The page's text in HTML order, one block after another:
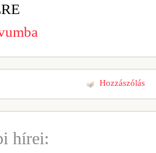
Hozzászólás
hírei: